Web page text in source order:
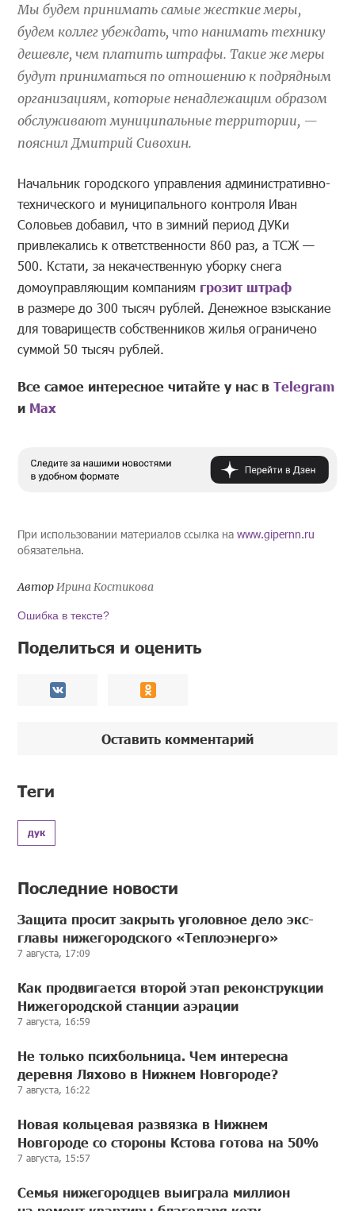
Мы будем принимать самые жесткие меры,
будем коллег убеждать, что нанимать технику
дешевле, чем платить штрафы. Такие же меры
будут приниматься по отношению к подрядным
организациям, которые ненадлежащим образом
обслуживают муниципальные территории, —
пояснил Дмитрий Сивохин.
Начальник городского управления административно-
технического и муниципального контроля Иван
Соловьев добавил, что в зимний период ДУКи
привлекались к ответственности 860 раз, а ТСЖ —
500. Кстати, за некачественную уборку снега
домоуправляющим компаниям грозит штраф
в размере до 300 тысяч рублей. Денежное взыскание
для товариществ собственников жилья ограничено
суммой 50 тысяч рублей.
Все самое интересное читайте у нас вTelegram
и Mах
При использовании материалов ссылка наwww.gipernn.ru
обязательна.
АвторИрина Костикова
Ошибка в тексте?
Поделиться и оценить
Оставить комментарий
Теги
дук
Последние новости
Защита просит закрыть уголовное дело экс-
главы нижегородского «Теплоэнерго»
7 августа, 17:09
Как продвигается второй этап реконструкции
Нижегородской станции аэрации
7 августа, 16:59
Не только психбольница. Чем интересна
деревня Ляхово в Нижнем Новгороде?
7 августа, 16:22
Новая кольцевая развязка в Нижнем
Новгороде со стороны Кстова готова на 50%
7 августа, 15:57
Семья нижегородцев выиграла миллион